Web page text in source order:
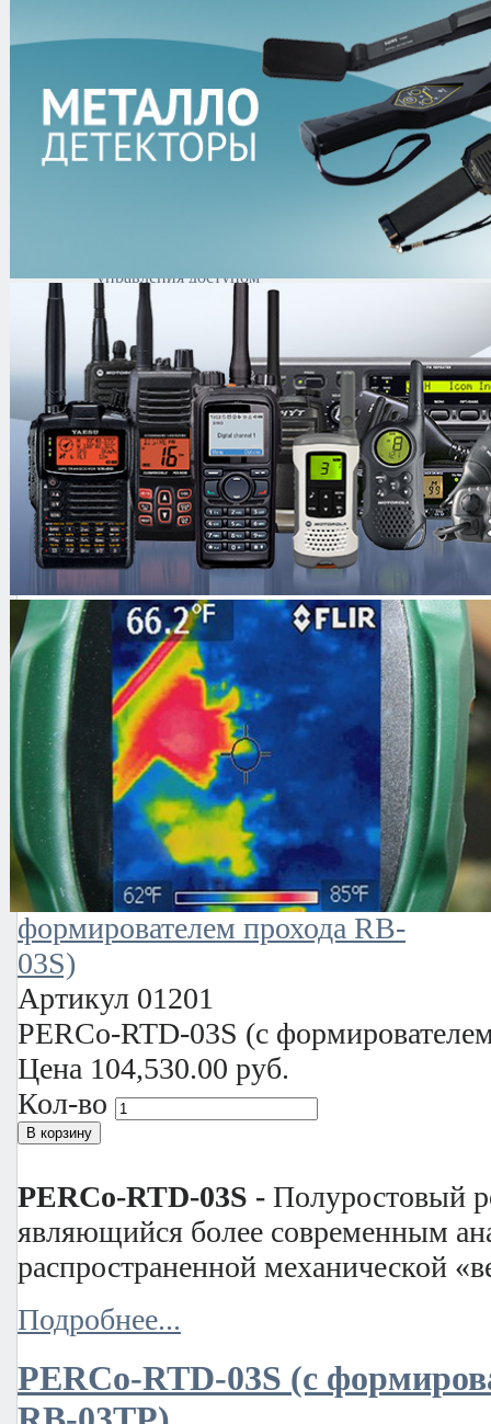
Ростов Дон
Автоматические
шлагбаумы и
аксессуары
Болларды
управления доступом
Картоприемники
Контроллеры
безопасности
Сублимационные
принтеры для печати
Бесконтактные RFID
считыватели
Бесконтактные карты
доступа
Каталог/Контроль доступа/
Полуростовые роторные турникеты
Полуростовые роторные
PERCo-RTD-03S (c
RB-03S)
Артикул 01201
PERCo-RTD-03S (c
Цена 104,530.00 руб.
Кол-во
PERCo-RTD-03S - Полуростовый
являющийся более современным
распространенной механической
Подробнее...
PERCo-RTD-03S (c